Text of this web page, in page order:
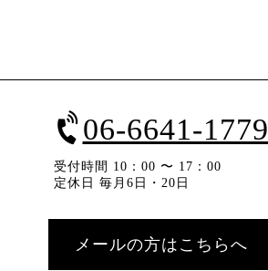
06-6641-1779
受付時間 10：00 〜 17：00
定休日 毎月6日・20日
メールの方はこちらへ